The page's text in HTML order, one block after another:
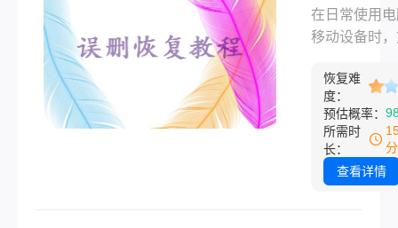
件被误删了
恢复？5种
南！
在日常使用
移动设备时
遇到的棘手
无论是重要
文档、珍贵
还是其他数
旦丢失都可
恢复难
度：
预估概率：
所需时
长：
查看详情